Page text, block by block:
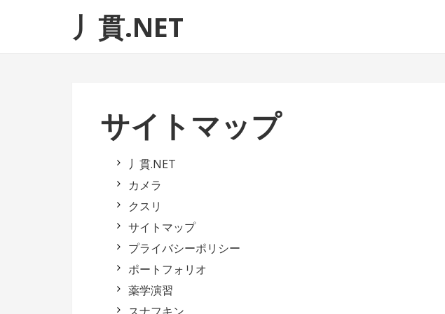
ゲ
テ丿貫.NET
サイトマップ
丿貫.NET
カメラ
クスリ
サイトマップ
プライバシーポリシー
ポートフォリオ
薬学演習